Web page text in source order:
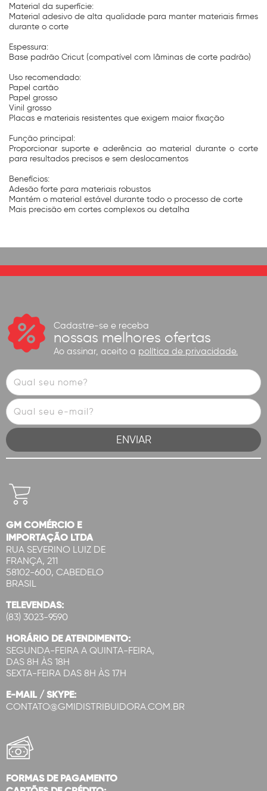
Material da superfície:
Material adesivo de alta qualidade para manter materiais firmes
durante o corte
Espessura:
Base padrão Cricut (compatível com lâminas de corte padrão)
Uso recomendado:
Papel cartão
Papel grosso
Vinil grosso
Placas e materiais resistentes que exigem maior fixação
Função principal:
Proporcionar suporte e aderência ao material durante o corte
para resultados precisos e sem deslocamentos
Benefícios:
Adesão forte para materiais robustos
Mantém o material estável durante todo o processo de corte
Mais precisão em cortes complexos ou detalha
Cadastre-se e receba
nossas melhores ofertas
Ao assinar, aceito a política de privacidade.
GM COMÉRCIO E
IMPORTAÇÃO LTDA
RUA SEVERINO LUIZ DE
FRANÇA, 211
58102-600, CABEDELO
BRASIL
TELEVENDAS:
(83) 3023-9590
HORÁRIO DE ATENDIMENTO:
SEGUNDA-FEIRA A QUINTA-FEIRA,
DAS 8H ÀS 18H
SEXTA-FEIRA DAS 8H ÀS 17H
E-MAIL / SKYPE:
CONTATO@GMIDISTRIBUIDORA.COM.BR
FORMAS DE PAGAMENTO